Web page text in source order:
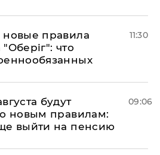
правила
что
11:30
будут
новым правилам:
выйти на пенсию
09:06